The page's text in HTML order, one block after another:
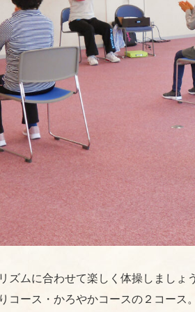
ズムに合わせて楽しく体操しましょ
コース・かろやかコースの２コース